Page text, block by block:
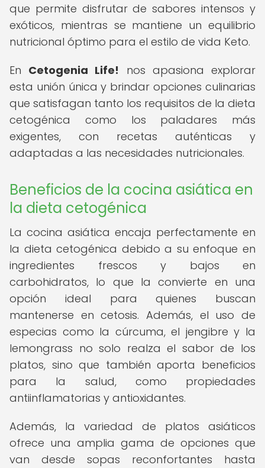
que permite disfrutar de sabores intensos y
exóticos, mientras se mantiene un equilibrio
nutricional óptimo para el estilo de vida Keto.
En Cetogenia Life! nos apasiona explorar
esta unión única y brindar opciones culinarias
que satisfagan tanto los requisitos de la dieta
cetogénica como los paladares más
exigentes, con recetas auténticas y
adaptadas a las necesidades nutricionales.
Beneficios de la cocina asiática en
la dieta cetogénica
La cocina asiática encaja perfectamente en
la dieta cetogénica debido a su enfoque en
ingredientes frescos y bajos en
carbohidratos, lo que la convierte en una
opción ideal para quienes buscan
mantenerse en cetosis. Además, el uso de
especias como la cúrcuma, el jengibre y la
lemongrass no solo realza el sabor de los
platos, sino que también aporta beneficios
para la salud, como propiedades
antiinflamatorias y antioxidantes.
Además, la variedad de platos asiáticos
ofrece una amplia gama de opciones que
van desde sopas reconfortantes hasta